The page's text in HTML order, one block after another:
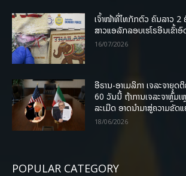
ເຈົ້າໜ້າທີ່ໄທກັກຕົວ ຄົນລາວ
ສາວແອລັກລອບເຮໂຣອີນເຂົ້າອົ
16/07/2026
ອີຣານ-ອາເມລິກາ ເຈລະຈາຍຸດ
60 ວັນນີ້ ຖ້າການເຈລະຈາຫຼົ້ມ
ລະເມີດ ອາດນໍາມາສູ່ຄວາມຂັດ
18/06/2026
POPULAR CATEGORY